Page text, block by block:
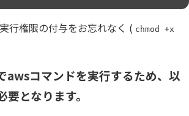
行権限の付与をお忘れなく ( chmod +x
awsコマンドを実行するため、以
となります。